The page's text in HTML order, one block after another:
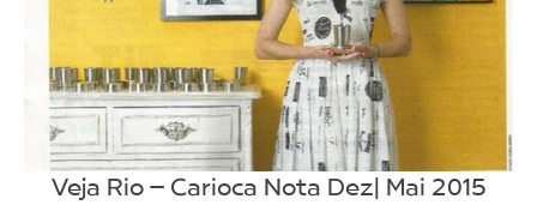
Veja Rio – Carioca Nota Dez| Mai 2015